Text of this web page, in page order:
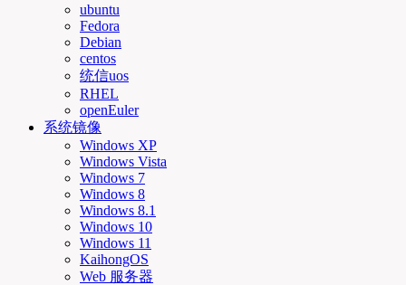
ubuntu
Fedora
Debian
centos
统信uos
RHEL
openEuler
系统镜像
Windows XP
Windows Vista
Windows 7
Windows 8
Windows 8.1
Windows 10
Windows 11
KaihongOS
Web 服务器